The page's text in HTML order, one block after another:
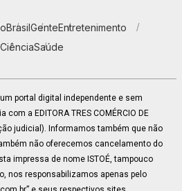
BrasilGenteEntretenimento
CiênciaSaúde
um portal digital independente e sem
a EDITORA TRES COMÉRCIO DE
judicial). Informamos também que não
não oferecemos cancelamento do
impressa de nome ISTOÉ, tampouco
nos responsabilizamos apenas pelo